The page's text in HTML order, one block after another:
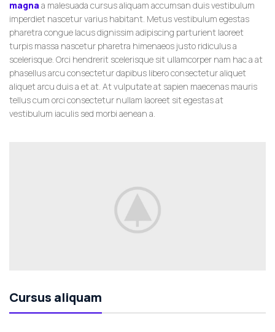
magna a malesuada cursus aliquam accumsan duis vestibulum
imperdiet nascetur varius habitant. Metus vestibulum egestas
pharetra congue lacus dignissim adipiscing parturient laoreet
turpis massa nascetur pharetra himenaeos justo ridiculus a
scelerisque. Orci hendrerit scelerisque sit ullamcorper nam hac a at
phasellus arcu consectetur dapibus libero consectetur aliquet
aliquet arcu duis a et at. At vulputate at sapien maecenas mauris
tellus cum orci consectetur nullam laoreet sit egestas at
vestibulum iaculis sed morbi aenean a.
Cursus aliquam